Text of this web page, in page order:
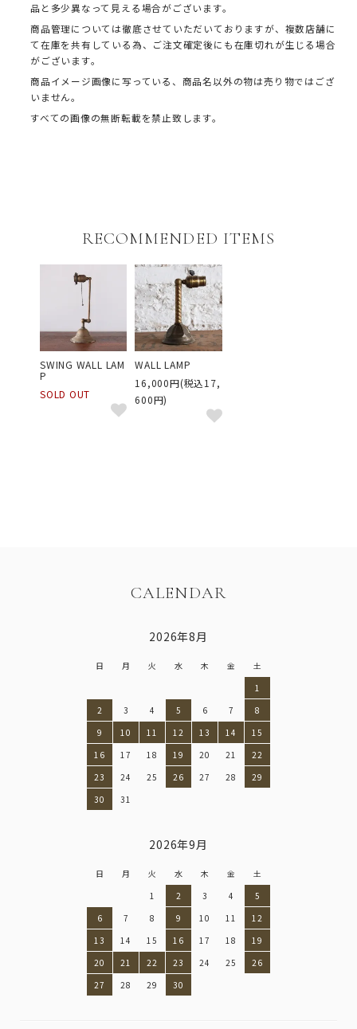
品と多少異なって見える場合がございます。
商品管理については徹底させていただいておりますが、複数店舗に
て在庫を共有している為、ご注文確定後にも在庫切れが生じる場合
がございます。
商品イメージ画像に写っている、商品名以外の物は売り物ではござ
いません。
すべての画像の無断転載を禁止致します。
RECOMMENDED ITEMS
SWING WALL LAM
P
SOLD OUT
WALL LAMP
16,000円(税込17,
600円)
CALENDAR
2026年8月
日 月 火 水 木 金
土
1
2
3 4 5 6 7
8
9
10 11 12 13 14
15
16
17 18 19 20 21
22
23
24 25 26 27 28
29
30
31
2026年9月
日 月 火 水 木 金
土
1
2 3 4
5
6
7 8 9 10 11
12
13
14 15 16 17 18
19
20
21 22 23 24 25
26
27
28 29 30